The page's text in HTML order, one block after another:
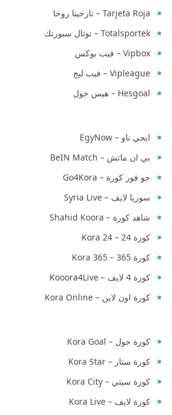
Tarjeta Roja – تارخيتا روخا
Totalsportek – توتال سبورتك
Vipbox – فيب بوكس
Vipleague – فيب ليج
Hesgoal – هيس جول
ايجي ناو – EgyNow
بي ان ماتش – BeIN Match
جو فور كورة – Go4Kora
سوريا لايف – Syria Live
شاهد كورة – Shahid Koora
كورة 24 – Kora 24
كورة 365 – Kora 365
كورة 4 لايف – Kooora4Live
كورة اون لاين – Kora Online
كورة جول – Kora Goal
كورة ستار – Kora Star
كورة سيتي – Kora City
كورة لايف – Kora Live